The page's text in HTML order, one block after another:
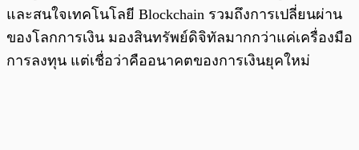
และสนใจเทคโนโลยี Blockchain รวมถึงการเปลี่ยนผ่าน
ของโลกการเงิน มองสินทรัพย์ดิจิทัลมากกว่าแค่เครื่องมือ
การลงทุน แต่เชื่อว่าคืออนาคตของการเงินยุคใหม่